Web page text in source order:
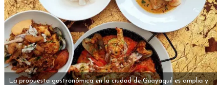
La propuesta gastronómica en la ciudad de Guayaquil es amplia y